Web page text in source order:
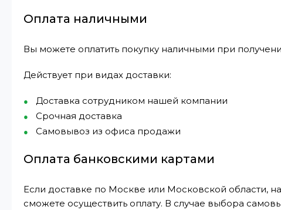
Оплата наличными
Вы можете оплатить покупку наличными при
Действует при видах доставки:
Доставка сотрудником нашей компании
Срочная доставка
Самовывоз из офиса продажи
Оплата банковскими картами
Если доставке по Москве или Московской области,
сможете осуществить оплату. В случае выбора